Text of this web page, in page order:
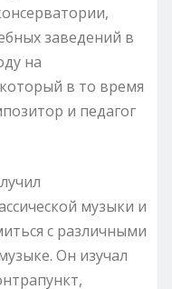
заведений в
на
в то время
и педагог
музыки и
с различными
Он изучал